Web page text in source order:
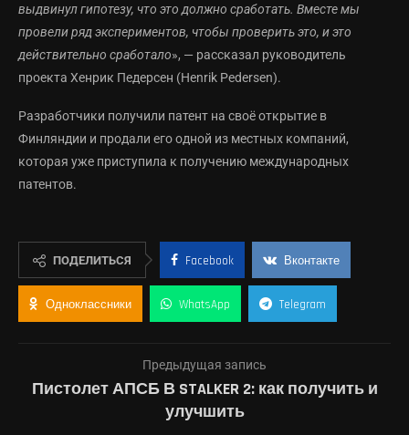
выдвинул гипотезу, что это должно сработать. Вместе мы
провели ряд экспериментов, чтобы проверить это, и это
действительно сработало», — рассказал руководитель
проекта Хенрик Педерсен (Henrik Pedersen).
Разработчики получили патент на своё открытие в
Финляндии и продали его одной из местных компаний,
которая уже приступила к получению международных
патентов.
ПОДЕЛИТЬСЯ Facebook Вконтакте
Одноклассники WhatsApp Telegram
Предыдущая запись
Пистолет АПСБ В STALKER 2: как получить и
улучшить